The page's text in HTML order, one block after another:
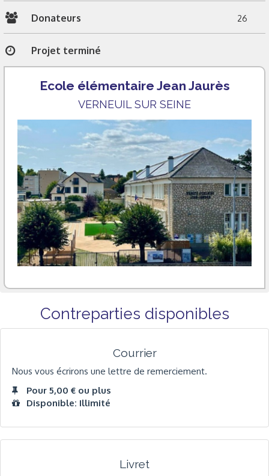
Donateurs 26
Projet terminé
Ecole élémentaire Jean Jaurès
VERNEUIL SUR SEINE
Contreparties disponibles
Courrier
Nous vous écrirons une lettre de remerciement.
Pour 5,00 € ou plus
Disponible: Illimité
Livret